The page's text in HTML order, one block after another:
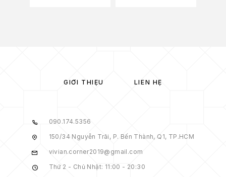
GIỚI THIỆU LIÊN HỆ
090.174.5356
150/34 Nguyễn Trãi, P. Bến Thành, Q1, TP.HCM
vivian.corner2019@gmail.com
Thứ 2 - Chủ Nhật: 11:00 - 20:30